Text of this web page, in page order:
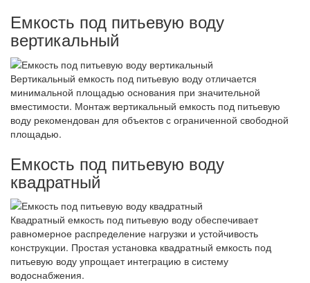
Емкость под питьевую воду
вертикальный
Вертикальный емкость под питьевую воду отличается
минимальной площадью основания при значительной
вместимости. Монтаж вертикальный емкость под питьевую
воду рекомендован для объектов с ограниченной свободной
площадью.
Емкость под питьевую воду
квадратный
Квадратный емкость под питьевую воду обеспечивает
равномерное распределение нагрузки и устойчивость
конструкции. Простая установка квадратный емкость под
питьевую воду упрощает интеграцию в систему
водоснабжения.